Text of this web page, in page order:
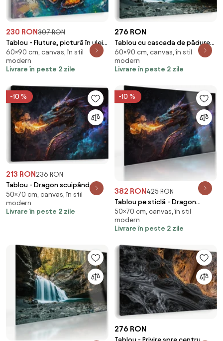
230 RON307 RON
Tablou - Fluture, pictură în ulei
(90x60 cm)
60×90 cm, canvas, în stil
modern
Livrare în peste 2 zile
276 RON
Tablou cu cascada de pădure
(90x60 cm)
60×90 cm, canvas, în stil
modern
Livrare în peste 2 zile
-10 %
213 RON236 RON
Tablou - Dragon scuipând
flăcări (70x50 cm)
50×70 cm, canvas, în stil
modern
Livrare în peste 2 zile
-10 %
382 RON425 RON
Tablou pe sticlă - Dragon
scuipând flăcări (70x50 cm)
50×70 cm, canvas, în stil
modern
Livrare în peste 2 zile
276 RON